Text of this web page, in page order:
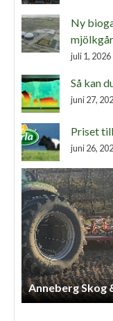
Ny
juli 1, 2026
Så kan
juni 27,
Priset
juni 26,
P Anderssons